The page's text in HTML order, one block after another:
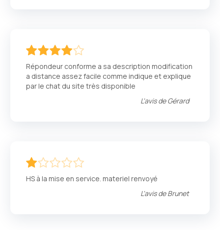
Répondeur conforme a sa description modification
a distance assez facile comme indique et explique
par le chat du site très disponible
L'avis deGérard
% of
HS à la mise en service. materiel renvoyé
L'avis deBrunet